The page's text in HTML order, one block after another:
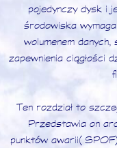
pojedynczy dysk i
środowiska
wolumenem
zapewnienia ciągłości
Ten rozdział to
Przedstawia on
punktów awarii